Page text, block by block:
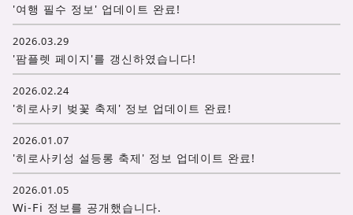
'여행 필수 정보' 업데이트 완료!
2026.03.29
'팜플렛 페이지'를 갱신하였습니다!
2026.02.24
'히로사키 벚꽃 축제' 정보 업데이트 완료!
2026.01.07
'히로사키성 설등롱 축제' 정보 업데이트 완료!
2026.01.05
Wi-Fi 정보를 공개했습니다.